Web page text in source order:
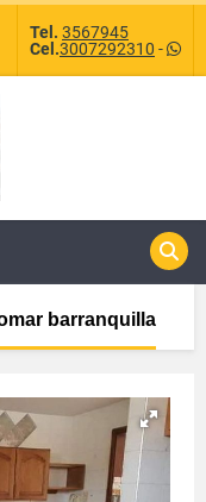
Tel. 3567945
Cel.3007292310 -
barranquilla